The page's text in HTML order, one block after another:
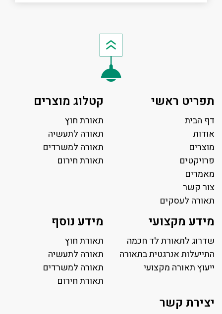
תפריט ראשי
דף הבית
אודות
מוצרים
פרויקטים
מאמרים
צור קשר
תאורה לעסקים
פאנל לד
פרופיל תאורה
תאורה לאולמות ספורט
תאורה למגרשי טניס
קטלוג מוצרים
תאורת חוץ
תאורה לתעשיה
תאורה למשרדים
תאורת חירום
מידע מקצועי
שדרוג לתאורת לד חכמה
התייעלות אנרגטית בתאורה
ייעוץ תאורה מקצועי
מידע נוסף
תאורת חוץ
תאורה לתעשיה
תאורה למשרדים
תאורת חירום
יצירת קשר